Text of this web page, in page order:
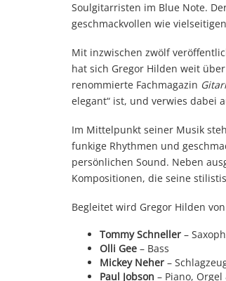
Soulgitarristen im Blue Note.
geschmackvollen wie
Mit inzwischen zwölf
hat sich Gregor Hilden weit
renommierte Fachmagazin
elegant“ ist, und verwies dabei
Im Mittelpunkt seiner Musik
funkige Rhythmen und
persönlichen Sound. Neben
Kompositionen, die seine
Begleitet wird Gregor Hilden
Tommy Schneller –
Olli Gee – Bass
Mickey Neher –
Paul Jobson – Piano, Orgel